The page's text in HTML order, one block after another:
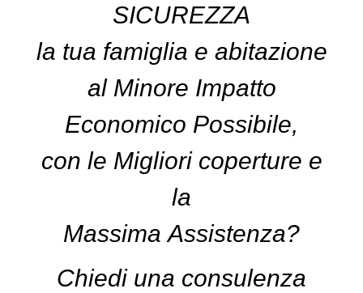
SICUREZZA
la tua famiglia e abitazione
al Minore Impatto
Economico Possibile,
con le Migliori coperture e
la
Massima Assistenza?
Chiedi una consulenza